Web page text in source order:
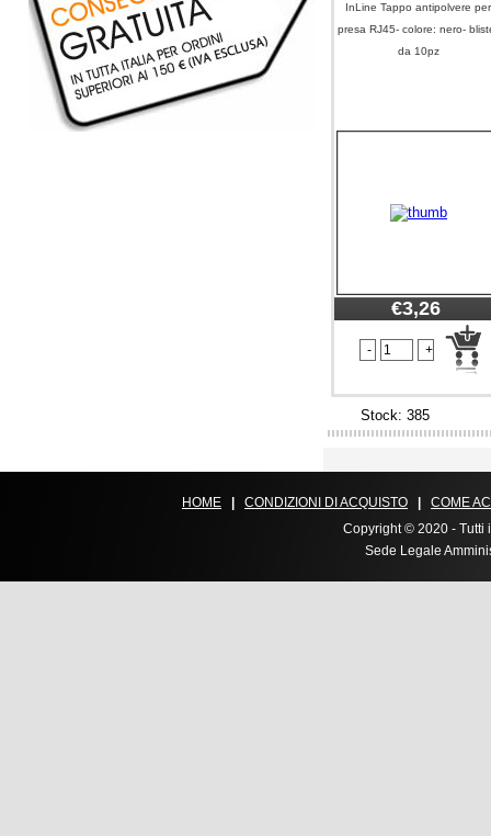
InLine Tappo antipolvere per
presa RJ45- colore: nero-
da 10pz
€3,26
Stock: 385
HOME CONDIZIONI DI ACQUISTO
COME
Copyright © 2020 - Tutti
Sede Legale